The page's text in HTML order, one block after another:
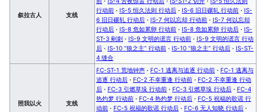
叙拉古人 支线
行动前 · IS-5 恒久法则 行动后 · IS-6 旧日碾轧 行动前 · IS-
6 旧日碾轧 行动后 · IS-7 何以忘却 行动前 · IS-7 何以忘却
行动后 · IS-8 危如累卵 行动前 · IS-8 危如累卵 行动后 · IS-
ST-3 剜刺 · IS-9 文明的谎言 行动前 · IS-9 文明的谎言 行动
后 · IS-10 “狼之主” 行动前 · IS-10 “狼之主” 行动后 · IS-ST-
4 缝合
照我以火 支线
FC-ST-1 荒地钟声 · FC-1 逃离与追逐 行动前 · FC-1 逃离与
追逐 行动后 · FC-2 不幸重逢 行动前 · FC-2 不幸重逢 行动
后 · FC-3 引燃草垛 行动前 · FC-3 引燃草垛 行动后 · FC-4
热灼梦 行动前 · FC-4 热灼梦 行动后 · FC-5 祝福的歌谣 行
动前 · FC-5 祝福的歌谣 行动后 · FC-6 无人知晓 行动后 ·